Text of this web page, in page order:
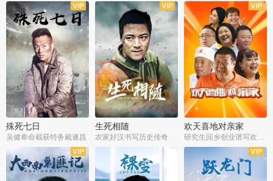
全34集
殊死七日
吴健奉命截获特务戴遂昌
全21集
生死相随
农家好汉书写历史传奇
全35集
欢天喜地对亲家
全21集 全30集